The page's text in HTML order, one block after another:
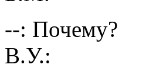
--: Почему?
В.У.: